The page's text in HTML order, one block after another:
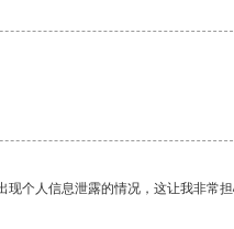
个人信息泄露的情况，这让我非常担